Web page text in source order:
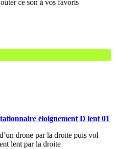
éloignement D lent 01
drone par la droite puis vol
lent par la droite